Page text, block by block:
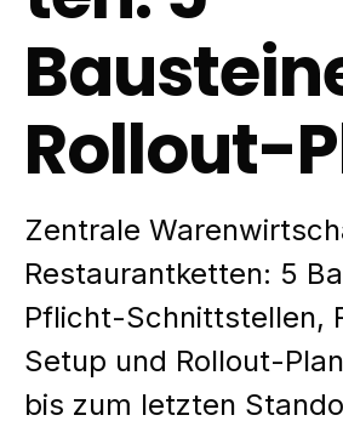
Rollout-
Zentrale
Restaurantketten: 5
Pflicht-Schnittstellen,
Setup und Rollout-
bis zum letzten